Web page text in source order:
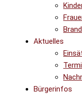
Aktuelles
Bürgerinfos